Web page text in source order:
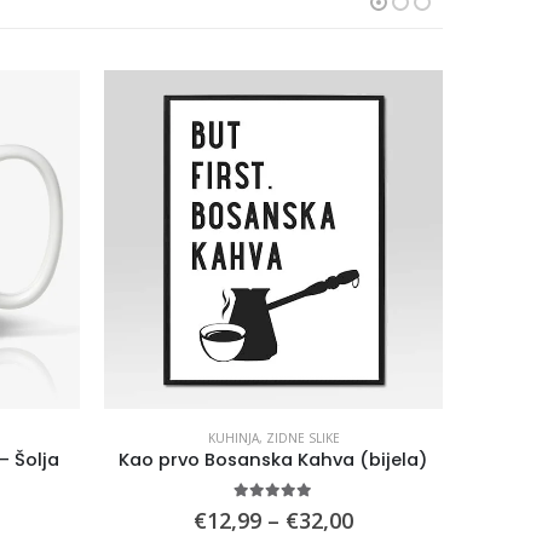
Šolja
KUHINJA, ZIDNE SLIKE
Kao prvo Bosanska Kahva (bijela)
€12,99 – €32,00Price